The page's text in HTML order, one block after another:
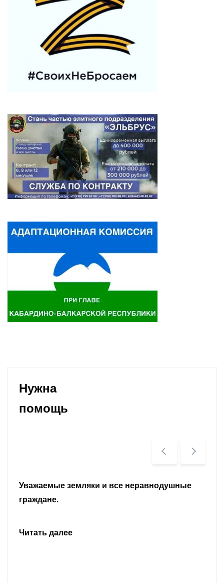
Нужна
помощь
Уважаемые земляки и все неравнодушные
граждане.
Читать далее